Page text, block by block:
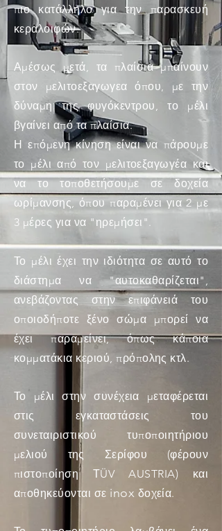
πιο κατάλληλο για την παρασκευή
κεραλοιφών.
Αμέσως μετά, τα πλαίσια μπαίνουν
στον μελιτοεξαγωγεα όπου, με την
δύναμη της φυγόκεντρου, το μέλι
βγαίνει από τα πλαίσια.
Η επόμενη κίνηση είναι να πάρουμε
το μέλι από τον μελιτοεξαγωγέα και
να το τοποθετήσουμε σε δοχεία
ωρίμανσης, όπου παραμένει για 2 με
3 μέρες για να "ηρεμήσει".
Το μέλι έχει την ιδιότητα σε αυτό το
διάστημα να "αυτοκαθαρίζεται",
ανεβάζοντας στην επιφάνειά του
οποιοδήποτε ξένο σώμα μπορεί να
έχει παραμείνει, όπως κάποια
κομματάκια κεριού, πρόπολης κτλ.
Το μέλι στην συνέχεια μεταφέρεται
στις εγκαταστάσεις του
συνεταιριστικού τυποποιητήριου
μελιού της Σερίφου (φέρουν
πιστοποίηση ΤÜV AUSTRIA) και
αποθηκεύονται σε inox δοχεία.